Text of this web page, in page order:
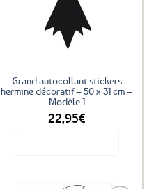
Grand autocollant stickers
hermine décoratif – 50 x 31 cm –
Modèle 1
22,95€